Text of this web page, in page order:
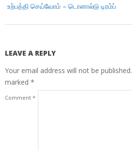
உற்பத்தி செய்வோம் – டொனால்டு டிரம்ப்
LEAVE A REPLY
Your email address will not be published.
marked *
Comment *